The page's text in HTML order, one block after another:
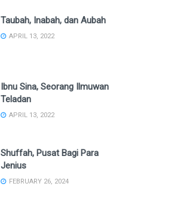
Taubah, Inabah, dan Aubah
APRIL 13, 2022
Ibnu Sina, Seorang Ilmuwan
Teladan
APRIL 13, 2022
Shuffah, Pusat Bagi Para
Jenius
FEBRUARY 26, 2024